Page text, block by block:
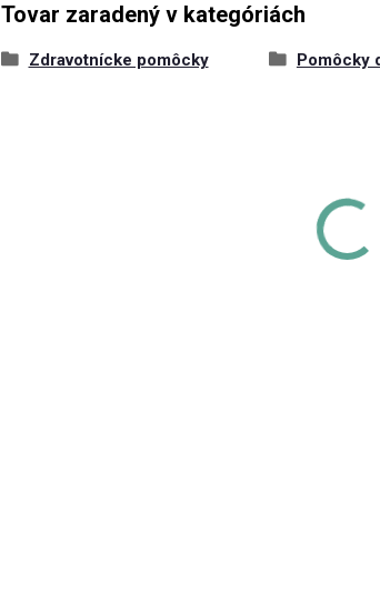
Tovar zaradený v kategóriách
Zdravotnícke pomôcky Pomôcky